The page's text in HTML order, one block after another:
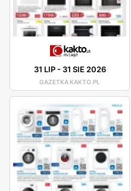
31 LIP- 31 SIE 2026
GAZETKA KAKTO.PL